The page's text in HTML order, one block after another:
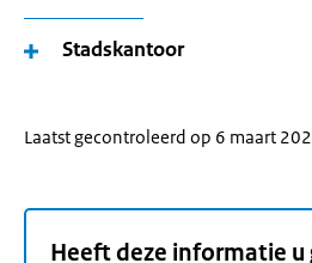
Stadskantoor
Laatst gecontroleerd op 6 maart
Heeft deze informatie u